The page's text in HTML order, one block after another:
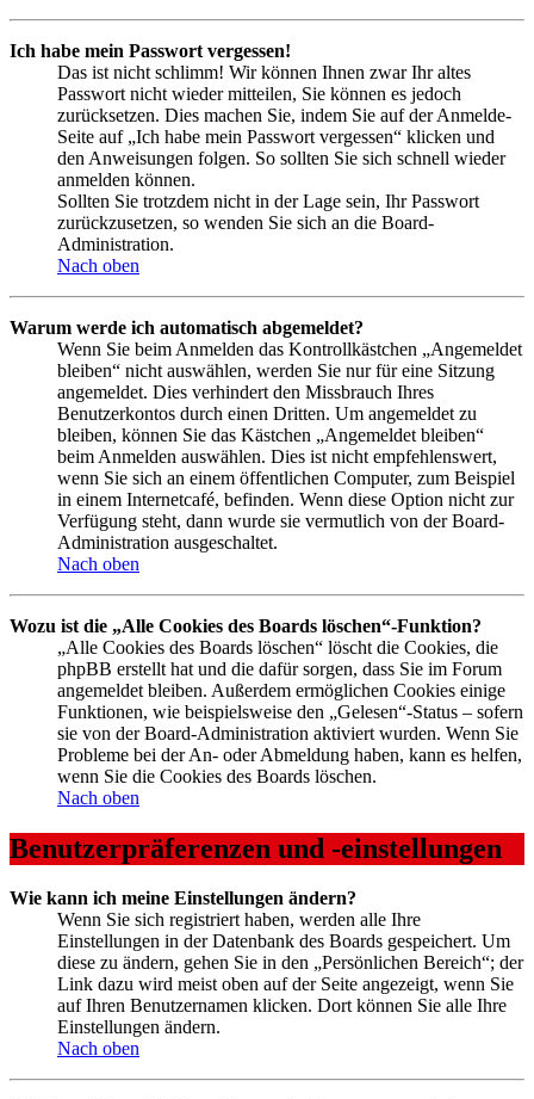
Ich habe mein Passwort vergessen!
Das ist nicht schlimm! Wir können Ihnen zwar Ihr altes
Passwort nicht wieder mitteilen, Sie können es jedoch
zurücksetzen. Dies machen Sie, indem Sie auf der Anmelde-
Seite auf „Ich habe mein Passwort vergessen“ klicken und
den Anweisungen folgen. So sollten Sie sich schnell wieder
anmelden können.
Sollten Sie trotzdem nicht in der Lage sein, Ihr Passwort
zurückzusetzen, so wenden Sie sich an die Board-
Administration.
Nach oben
Warum werde ich automatisch abgemeldet?
Wenn Sie beim Anmelden das Kontrollkästchen „Angemeldet
bleiben“ nicht auswählen, werden Sie nur für eine Sitzung
angemeldet. Dies verhindert den Missbrauch Ihres
Benutzerkontos durch einen Dritten. Um angemeldet zu
bleiben, können Sie das Kästchen „Angemeldet bleiben“
beim Anmelden auswählen. Dies ist nicht empfehlenswert,
wenn Sie sich an einem öffentlichen Computer, zum Beispiel
in einem Internetcafé, befinden. Wenn diese Option nicht zur
Verfügung steht, dann wurde sie vermutlich von der Board-
Administration ausgeschaltet.
Nach oben
Wozu ist die „Alle Cookies des Boards löschen“-Funktion?
„Alle Cookies des Boards löschen“ löscht die Cookies, die
phpBB erstellt hat und die dafür sorgen, dass Sie im Forum
angemeldet bleiben. Außerdem ermöglichen Cookies einige
Funktionen, wie beispielsweise den „Gelesen“-Status – sofern
sie von der Board-Administration aktiviert wurden. Wenn Sie
Probleme bei der An- oder Abmeldung haben, kann es helfen,
wenn Sie die Cookies des Boards löschen.
Nach oben
Benutzerpräferenzen und -einstellungen
Wie kann ich meine Einstellungen ändern?
Wenn Sie sich registriert haben, werden alle Ihre
Einstellungen in der Datenbank des Boards gespeichert. Um
diese zu ändern, gehen Sie in den „Persönlichen Bereich“; der
Link dazu wird meist oben auf der Seite angezeigt, wenn Sie
auf Ihren Benutzernamen klicken. Dort können Sie alle Ihre
Einstellungen ändern.
Nach oben